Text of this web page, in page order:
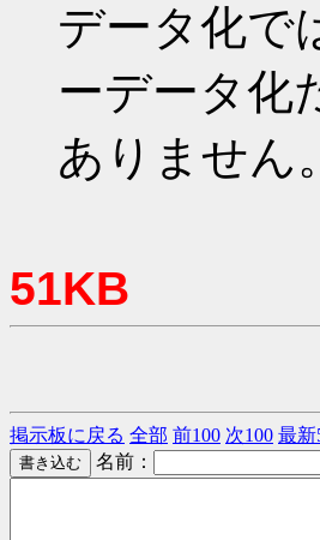
データ化で
ーデータ化
ありません。
51KB
掲示板に戻る 全部 前100 次100 最新
名前：